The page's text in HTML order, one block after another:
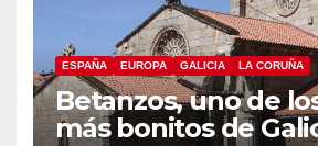
ESPAÑA EUROPA GALICIA LA CORUÑA
Betanzos, uno de
más bonitos de